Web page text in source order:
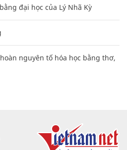
đại học của Lý Nhã Kỳ
nguyên tố hóa học bằng thơ,